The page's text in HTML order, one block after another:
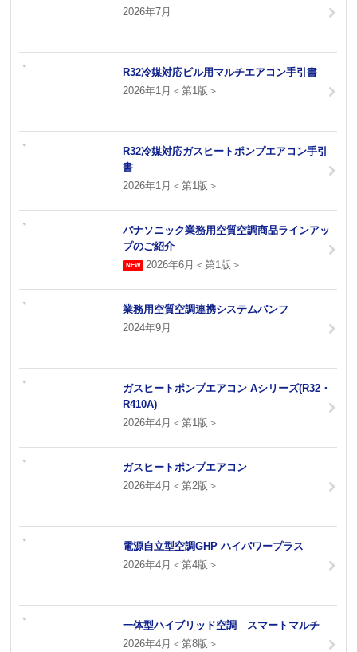
2026年7月
R32冷媒対応ビル用マルチエアコン手引書
2026年1月＜第1版＞
R32冷媒対応ガスヒートポンプエアコン手引
書
2026年1月＜第1版＞
パナソニック業務用空質空調商品ラインアッ
プのご紹介
2026年6月＜第1版＞
業務用空質空調連携システムパンフ
2024年9月
ガスヒートポンプエアコン Aシリーズ(R32・
R410A)
2026年4月＜第1版＞
ガスヒートポンプエアコン
2026年4月＜第2版＞
電源自立型空調GHP ハイパワープラス
2026年4月＜第4版＞
一体型ハイブリッド空調 スマートマルチ
2026年4月＜第8版＞